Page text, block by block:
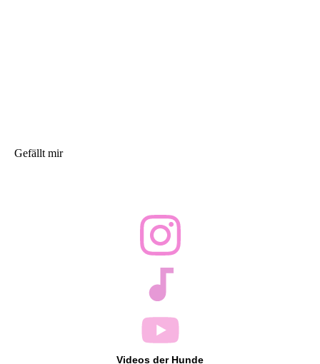
Gefällt mir
Videos der Hunde